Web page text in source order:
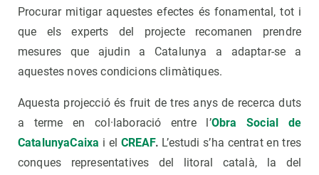
Procurar mitigar aquestes efectes és fonamental, tot i
que els experts del projecte recomanen prendre
mesures que ajudin a Catalunya a adaptar-se a
aquestes noves condicions climàtiques.
Aquesta projecció és fruit de tres anys de recerca duts
a terme en col·laboració entre l’Obra Social de
CatalunyaCaixa i el CREAF. L’estudi s’ha centrat en tres
conques representatives del litoral català, la del